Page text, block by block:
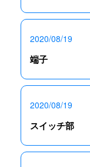
2020/08/19
端子
2020/08/19
スイッチ部